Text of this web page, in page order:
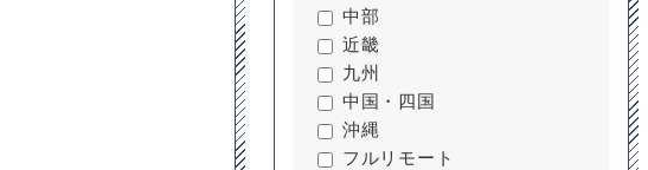
中部
近畿
九州
中国・四国
沖縄
フルリモート